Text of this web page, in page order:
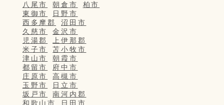
八尾市
朝倉市
柏市
東御市
日野市
西多摩郡
沼田市
久慈市
金沢市
児湯郡
上伊那郡
米子市
苫小牧市
津山市
朝霞市
都留市
府中市
庄原市
高槻市
玉野市
日立市
坂戸市
南河内郡
和歌山市
日田市